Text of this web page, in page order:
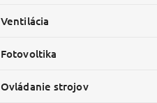
Ventilácia
Fotovoltika
Ovládanie strojov